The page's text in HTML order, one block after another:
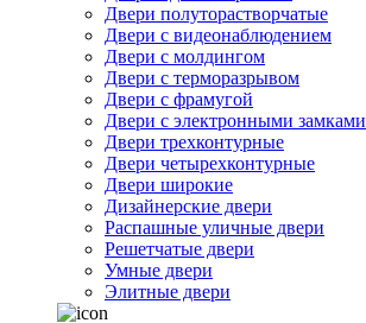
Двери полуторастворчатые
Двери с видеонаблюдением
Двери с молдингом
Двери с терморазрывом
Двери с фрамугой
Двери с электронными замками
Двери трехконтурные
Двери четырехконтурные
Двери широкие
Дизайнерские двери
Распашные уличные двери
Решетчатые двери
Умные двери
Элитные двери